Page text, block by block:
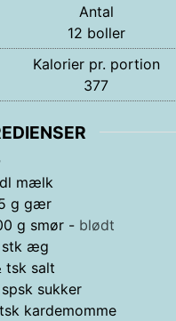
Antal
12 boller
Kalorier pr. portion
377
dl mælk
g gær
g smør - blødt
stk æg
tsk salt
spsk sukker
tsk kardemomme